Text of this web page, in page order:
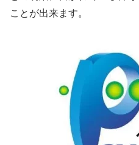
ことが出来ます。